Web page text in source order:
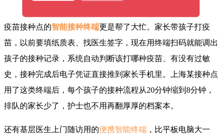
疫苗接种点的智能接种终端更是帮了大忙。家长带孩子打疫
苗，以前要填纸质表、找医生签字，现在用终端扫码就能调出
孩子的接种记录，系统自动判断该打哪种疫苗、有没有过敏
史，接种完成后电子凭证直接推到家长手机里。上海某接种点
用了这类终端后，每个孩子的接种流程从20分钟缩到8分钟，
排队的家长少了，护士也不用再翻厚厚的档案本。
还有基层医生上门随访用的便携智能终端 ，比平板电脑大一